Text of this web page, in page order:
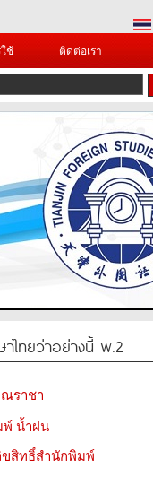
ช้ ติดต่อเรา
าไทยว่าอย่างนี้ พ.2
ราชา
พ์ น้ำฝน
สิทธิ์สำนักพิมพ์